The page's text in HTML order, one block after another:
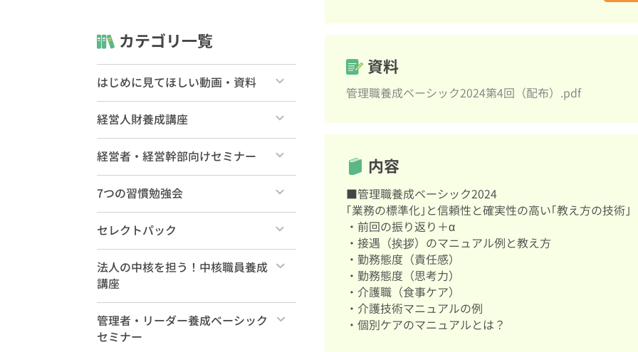
資料
管理職養成ベーシック2024第4回（配布）.pdf
内容
■管理職養成ベーシック2024
｢業務の標準化｣と信頼性と確実性の高い｢教え方の技術｣
・前回の振り返り＋α
・接遇（挨拶）のマニュアル例と教え方
・勤務態度（責任感）
・勤務態度（思考力）
・介護職（食事ケア）
・介護技術マニュアルの例
・個別ケアのマニュアルとは？
カテゴリ一覧
はじめに見てほしい動画・資料
すべて
ライブラリーの使い方（有料会員向
け）
ショート動画（1分～10分）
毎月のセミナー・ダイジェスト
天晴れ介護サービスを知るセミナー
10選！
社内大学カリキュラム案
経営人財養成講座
すべて
経営者・経営幹部向けセミナー
すべて
7つの習慣勉強会
すべて
セレクトパック
すべて
法人の中核を担う！中核職員養成
講座
すべて
本講座
管理者・リーダー養成ベーシック
セミナー